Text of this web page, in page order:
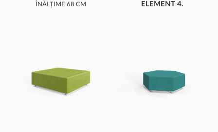
ÎNĂLȚIME 68 CM
ELEMENT 4.